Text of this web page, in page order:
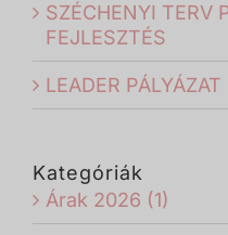
SZÉCHENYI TERV
FEJLESZTÉS
LEADER PÁLYÁZAT
Kategóriák
Árak 2026 (1)